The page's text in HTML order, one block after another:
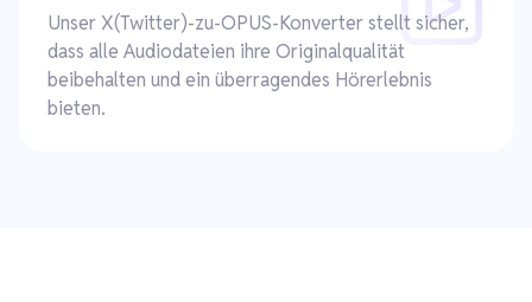
Unser X(Twitter)-zu-OPUS-Konverter stellt sicher,
dass alle Audiodateien ihre Originalqualität
beibehalten und ein überragendes Hörerlebnis
bieten.